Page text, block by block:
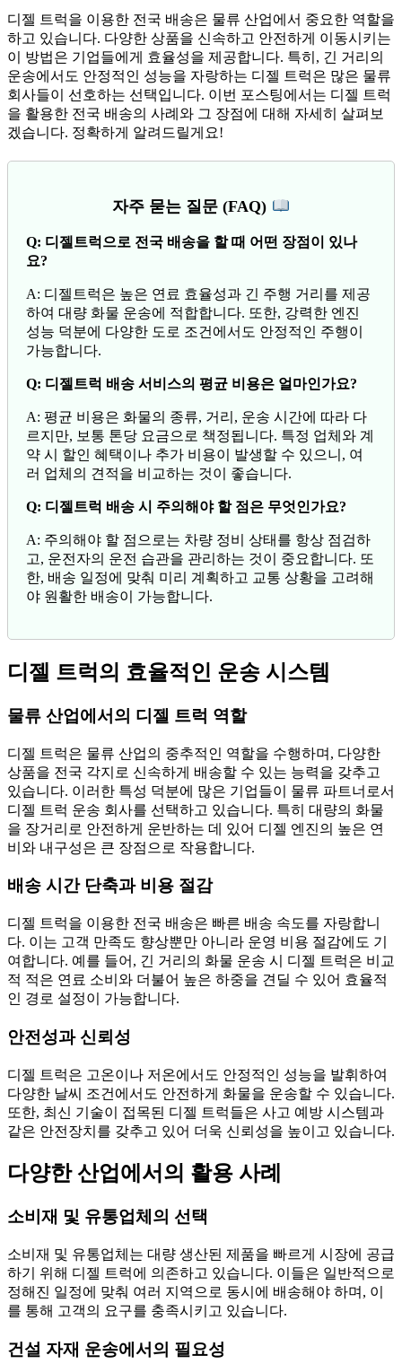
디젤 트럭을 이용한 전국 배송은 물류 산업에서 중요한 역할을
하고 있습니다. 다양한 상품을 신속하고 안전하게 이동시키는
이 방법은 기업들에게 효율성을 제공합니다. 특히, 긴 거리의
운송에서도 안정적인 성능을 자랑하는 디젤 트럭은 많은 물류
회사들이 선호하는 선택입니다. 이번 포스팅에서는 디젤 트럭
을 활용한 전국 배송의 사례와 그 장점에 대해 자세히 살펴보
겠습니다. 정확하게 알려드릴게요!
자주 묻는 질문 (FAQ)
Q: 디젤트럭으로 전국 배송을 할 때 어떤 장점이 있나
요?
A: 디젤트럭은 높은 연료 효율성과 긴 주행 거리를 제공
하여 대량 화물 운송에 적합합니다. 또한, 강력한 엔진
성능 덕분에 다양한 도로 조건에서도 안정적인 주행이
가능합니다.
Q: 디젤트럭 배송 서비스의 평균 비용은 얼마인가요?
A: 평균 비용은 화물의 종류, 거리, 운송 시간에 따라 다
르지만, 보통 톤당 요금으로 책정됩니다. 특정 업체와 계
약 시 할인 혜택이나 추가 비용이 발생할 수 있으니, 여
러 업체의 견적을 비교하는 것이 좋습니다.
Q: 디젤트럭 배송 시 주의해야 할 점은 무엇인가요?
A: 주의해야 할 점으로는 차량 정비 상태를 항상 점검하
고, 운전자의 운전 습관을 관리하는 것이 중요합니다. 또
한, 배송 일정에 맞춰 미리 계획하고 교통 상황을 고려해
야 원활한 배송이 가능합니다.
디젤 트럭의 효율적인 운송 시스템
물류 산업에서의 디젤 트럭 역할
디젤 트럭은 물류 산업의 중추적인 역할을 수행하며, 다양한
상품을 전국 각지로 신속하게 배송할 수 있는 능력을 갖추고
있습니다. 이러한 특성 덕분에 많은 기업들이 물류 파트너로서
디젤 트럭 운송 회사를 선택하고 있습니다. 특히 대량의 화물
을 장거리로 안전하게 운반하는 데 있어 디젤 엔진의 높은 연
비와 내구성은 큰 장점으로 작용합니다.
배송 시간 단축과 비용 절감
디젤 트럭을 이용한 전국 배송은 빠른 배송 속도를 자랑합니
다. 이는 고객 만족도 향상뿐만 아니라 운영 비용 절감에도 기
여합니다. 예를 들어, 긴 거리의 화물 운송 시 디젤 트럭은 비교
적 적은 연료 소비와 더불어 높은 하중을 견딜 수 있어 효율적
인 경로 설정이 가능합니다.
안전성과 신뢰성
디젤 트럭은 고온이나 저온에서도 안정적인 성능을 발휘하여
다양한 날씨 조건에서도 안전하게 화물을 운송할 수 있습니다.
또한, 최신 기술이 접목된 디젤 트럭들은 사고 예방 시스템과
같은 안전장치를 갖추고 있어 더욱 신뢰성을 높이고 있습니다.
다양한 산업에서의 활용 사례
소비재 및 유통업체의 선택
소비재 및 유통업체는 대량 생산된 제품을 빠르게 시장에 공급
하기 위해 디젤 트럭에 의존하고 있습니다. 이들은 일반적으로
정해진 일정에 맞춰 여러 지역으로 동시에 배송해야 하며, 이
를 통해 고객의 요구를 충족시키고 있습니다.
건설 자재 운송에서의 필요성